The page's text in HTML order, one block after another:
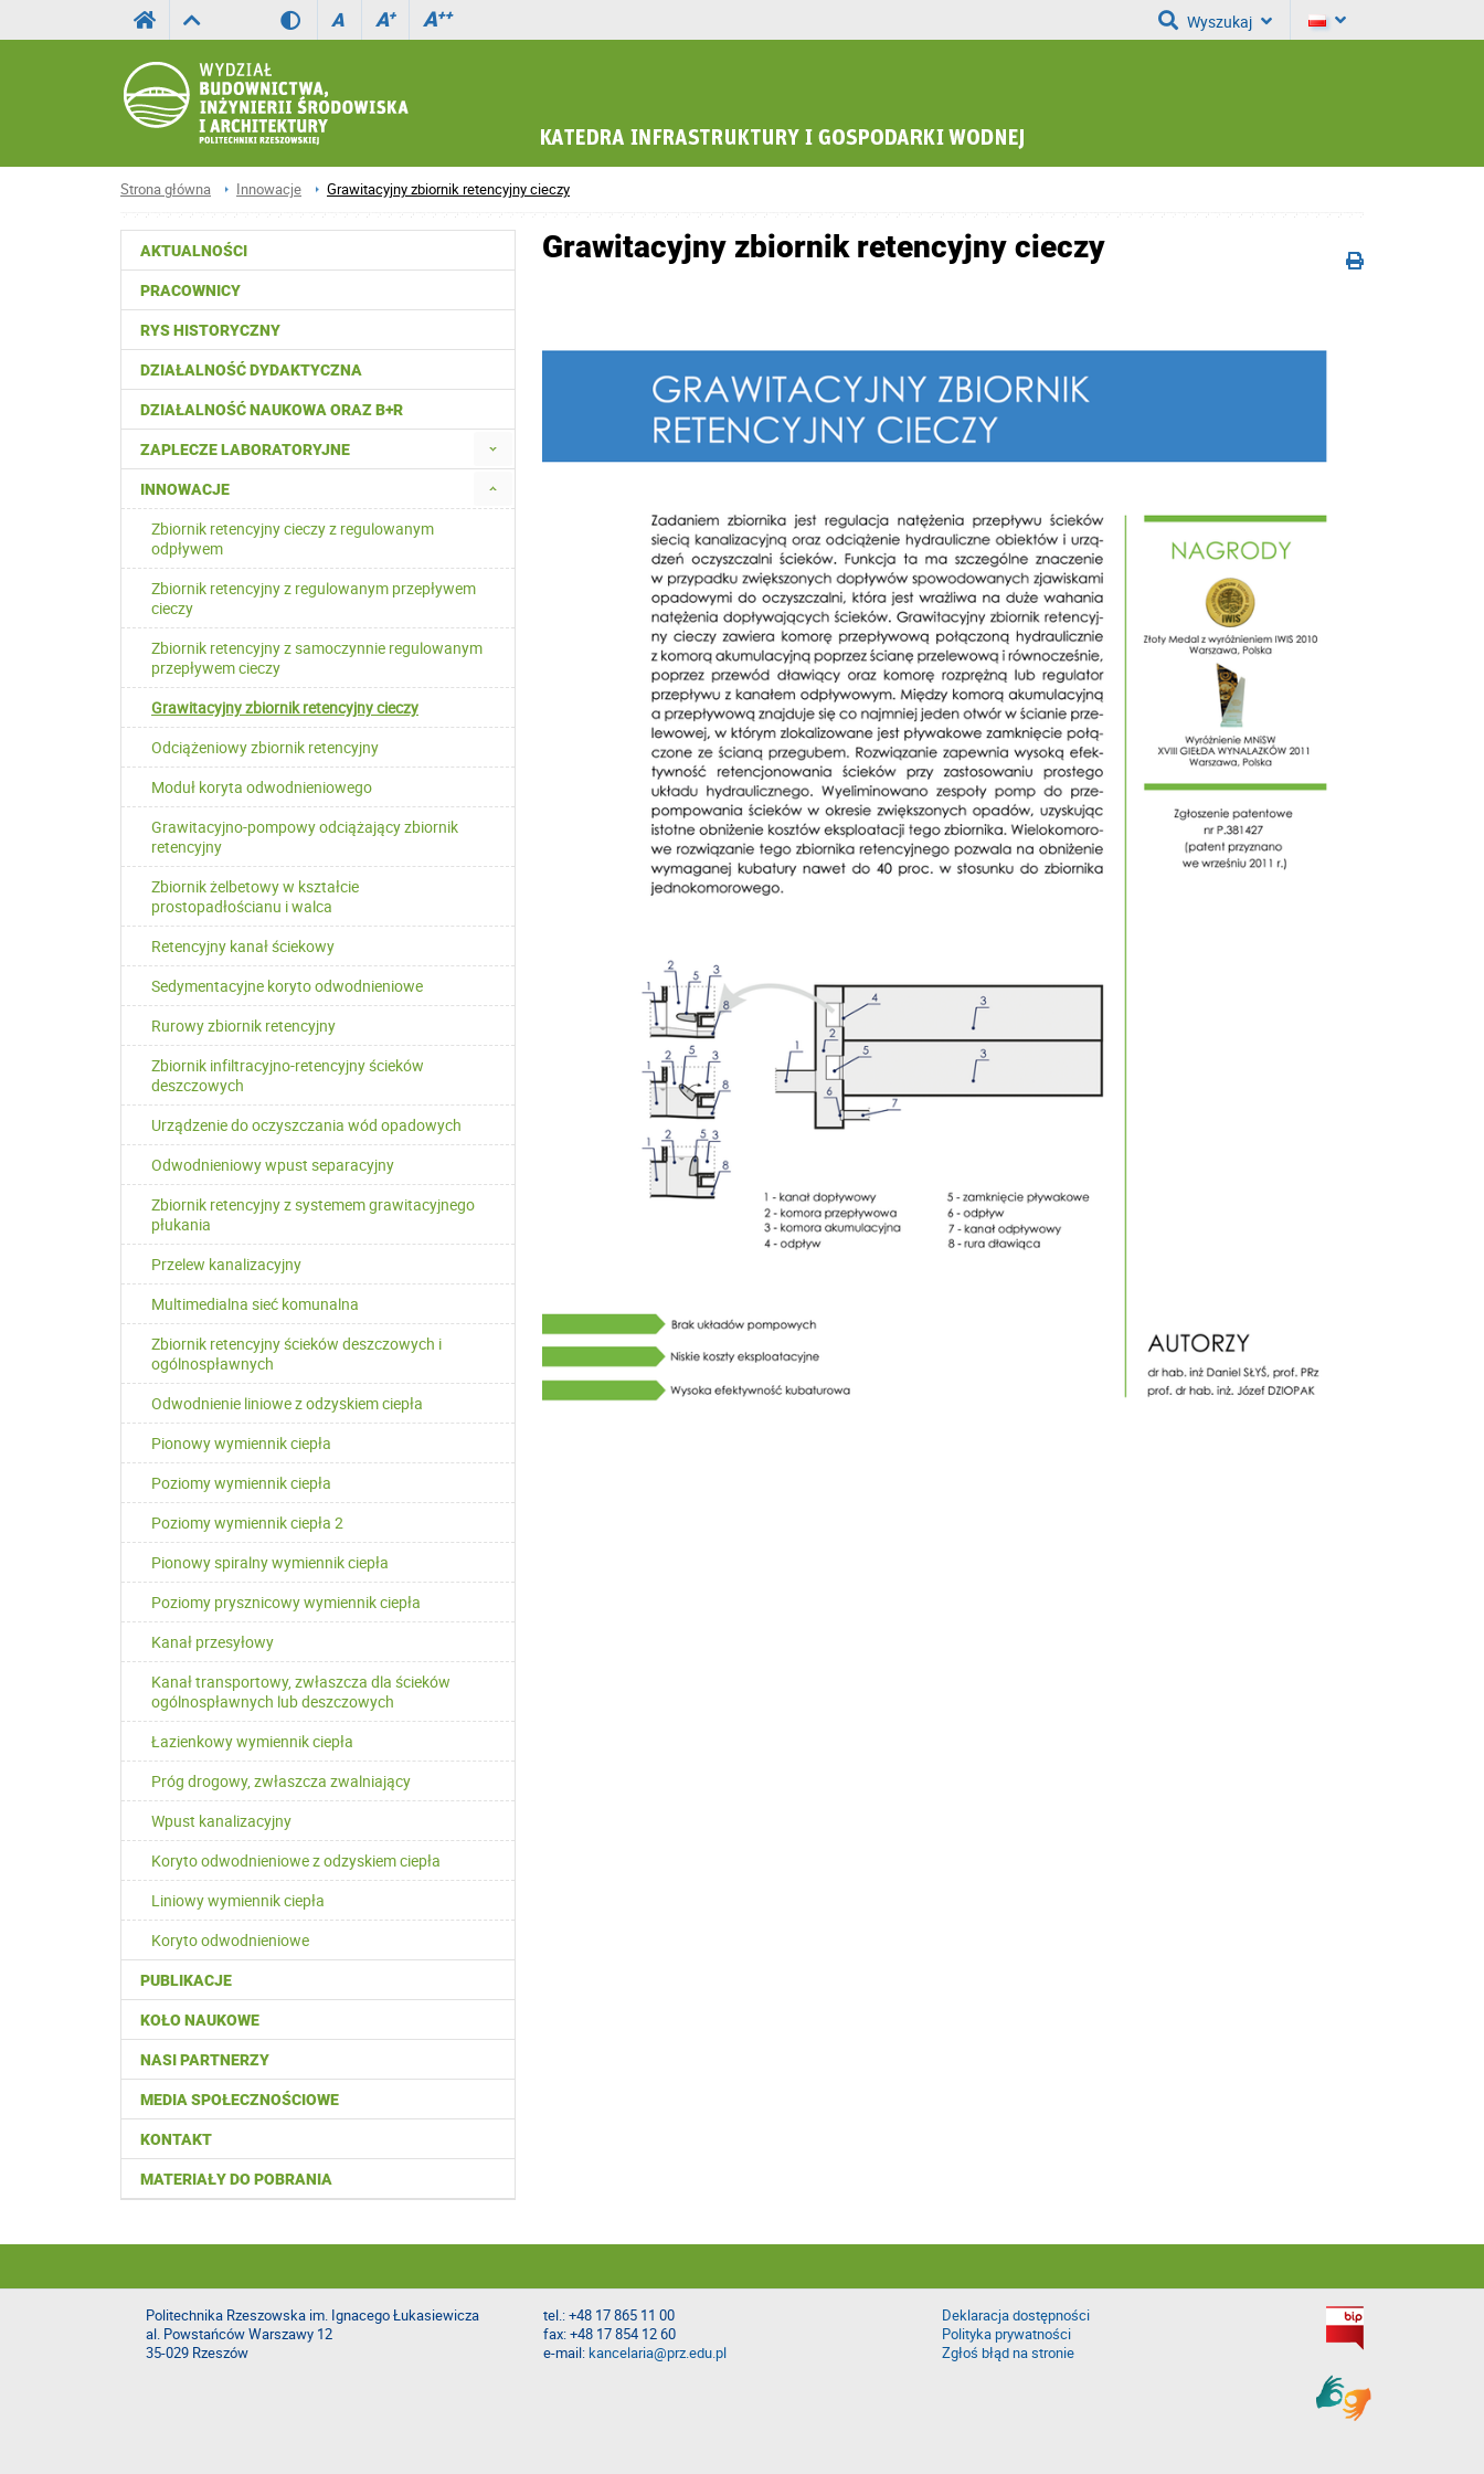
A A+ A++ Wyszukaj
Strona główna Innowacje Grawitacyjny zbiornik retencyjny cieczy
AKTUALNOŚCI
PRACOWNICY
RYS HISTORYCZNY
DZIAŁALNOŚĆ DYDAKTYCZNA
DZIAŁALNOŚĆ NAUKOWA ORAZ B+R
ZAPLECZE LABORATORYJNE
INNOWACJE
Zbiornik retencyjny cieczy z regulowanym
odpływem
Zbiornik retencyjny z regulowanym przepływem
cieczy
Zbiornik retencyjny z samoczynnie regulowanym
przepływem cieczy
Grawitacyjny zbiornik retencyjny cieczy
Odciążeniowy zbiornik retencyjny
Moduł koryta odwodnieniowego
Grawitacyjno-pompowy odciążający zbiornik
retencyjny
Zbiornik żelbetowy w kształcie
prostopadłościanu i walca
Retencyjny kanał ściekowy
Sedymentacyjne koryto odwodnieniowe
Rurowy zbiornik retencyjny
Zbiornik infiltracyjno-retencyjny ścieków
deszczowych
Urządzenie do oczyszczania wód opadowych
Odwodnieniowy wpust separacyjny
Zbiornik retencyjny z systemem grawitacyjnego
płukania
Przelew kanalizacyjny
Multimedialna sieć komunalna
Zbiornik retencyjny ścieków deszczowych i
ogólnospławnych
Odwodnienie liniowe z odzyskiem ciepła
Pionowy wymiennik ciepła
Poziomy wymiennik ciepła
Poziomy wymiennik ciepła 2
Pionowy spiralny wymiennik ciepła
Poziomy prysznicowy wymiennik ciepła
Kanał przesyłowy
Kanał transportowy, zwłaszcza dla ścieków
ogólnospławnych lub deszczowych
Łazienkowy wymiennik ciepła
Próg drogowy, zwłaszcza zwalniający
Wpust kanalizacyjny
Koryto odwodnieniowe z odzyskiem ciepła
Liniowy wymiennik ciepła
Koryto odwodnieniowe
PUBLIKACJE
KOŁO NAUKOWE
NASI PARTNERZY
MEDIA SPOŁECZNOŚCIOWE
KONTAKT
MATERIAŁY DO POBRANIA
Grawitacyjny zbiornik retencyjny cieczy
Politechnika Rzeszowska im. Ignacego Łukasiewicza
al. Powstańców Warszawy 12
35-029 Rzeszów
tel.: +48 17 865 11 00
fax: +48 17 854 12 60
e-mail:kancelaria@prz.edu.pl
Deklaracja dostępności
Polityka prywatności
Zgłoś błąd na stronie